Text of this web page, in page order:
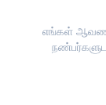
எங்கள் ஆவண